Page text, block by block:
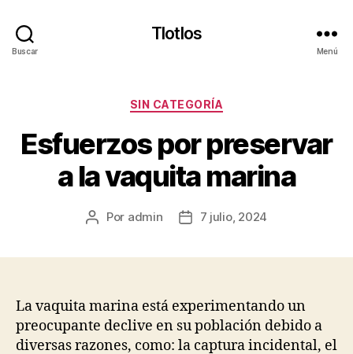
Buscar
Tlotlos
Menú
Categorías
SIN CATEGORÍA
Esfuerzos por preservar
a la vaquita marina
Autor
Por admin
Fecha7 julio, 2024
La vaquita marina está experimentando un
preocupante declive en su población debido a
diversas razones, como: la captura incidental, el